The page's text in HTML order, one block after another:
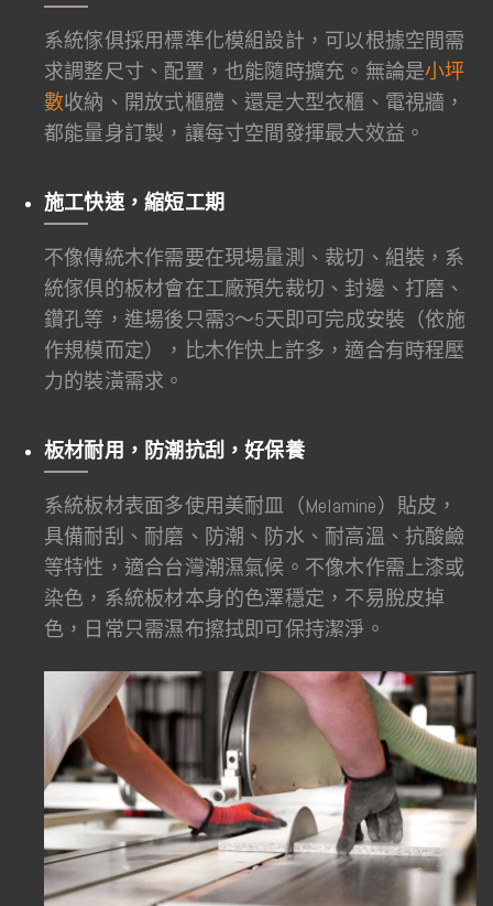
系統傢俱採用標準化模組設計，可以根據空間需
求調整尺寸、配置，也能隨時擴充。無論是小坪
數收納、開放式櫃體、還是大型衣櫃、電視牆，
都能量身訂製，讓每寸空間發揮最大效益。
施工快速，縮短工期
不像傳統木作需要在現場量測、裁切、組裝，系
統傢俱的板材會在工廠預先裁切、封邊、打磨、
鑽孔等，進場後只需3～5天即可完成安裝（依施
作規模而定），比木作快上許多，適合有時程壓
力的裝潢需求。
板材耐用，防潮抗刮，好保養
系統板材表面多使用美耐皿（Melamine）貼皮，
具備耐刮、耐磨、防潮、防水、耐高溫、抗酸鹼
等特性，適合台灣潮濕氣候。不像木作需上漆或
染色，系統板材本身的色澤穩定，不易脫皮掉
色，日常只需濕布擦拭即可保持潔淨。